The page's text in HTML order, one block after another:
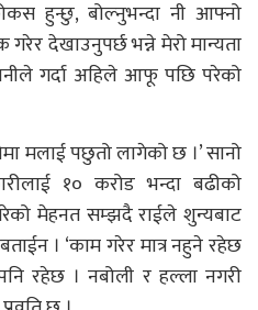
हुन्छु, बोल्नुभन्दा नी आफ्नो
देखाउनुपर्छ भन्ने मेरो मान्यता
गर्दा अहिले आफू पछि परेको
मलाई पछुतो लागेको छ ।’ सानो
१० करोड भन्दा बढीको
मेहनत सम्झदै राईले शुन्यबाट
। ‘काम गरेर मात्र नहुने रहेछ
रहेछ । नबोली र हल्ला नगरी